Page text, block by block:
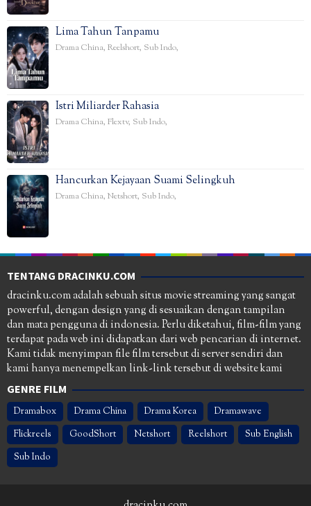
Lima Tahun Tanpamu
Drama China, Reelshort, Sub Indo,
Istri Miliarder Rahasia
Drama China, Flextv, Sub Indo,
Hancurkan Kejayaan Suami Selingkuh
Drama China, Netshort, Sub Indo,
TENTANG DRACINKU.COM
dracinku.com adalah sebuah situs movie streaming yang sangat
powerful, dengan design yang di sesuaikan dengan tampilan
dan mata pengguna di indonesia. Perlu diketahui, film-film yang
terdapat pada web ini didapatkan dari web pencarian di internet.
Kami tidak menyimpan file film tersebut di server sendiri dan
kami hanya menempelkan link-link tersebut di website kami
GENRE FILM
Dramabox Drama China Drama Korea
Dramawave
Flickreels
GoodShort Netshort Reelshort
Sub English
Sub Indo